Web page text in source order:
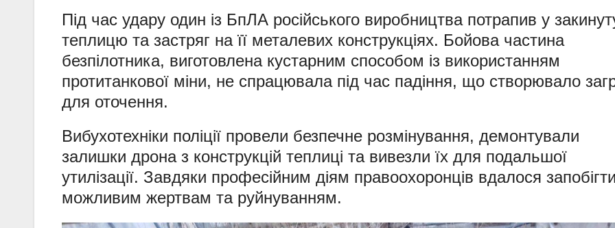
Під час удару один із БпЛА російського виробництва потрапив у
теплицю та застряг на її металевих конструкціях. Бойова частина
безпілотника, виготовлена кустарним способом із використанням
протитанкової міни, не спрацювала під час падіння, що створювало
для оточення.
Вибухотехніки поліції провели безпечне розмінування, демонтували
залишки дрона з конструкцій теплиці та вивезли їх для подальшої
утилізації. Завдяки професійним діям правоохоронців вдалося
можливим жертвам та руйнуванням.